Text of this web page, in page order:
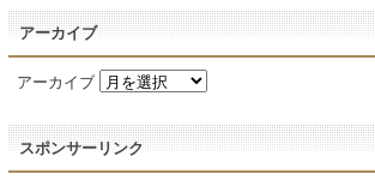
アーカイブ
アーカイブ
スポンサーリンク